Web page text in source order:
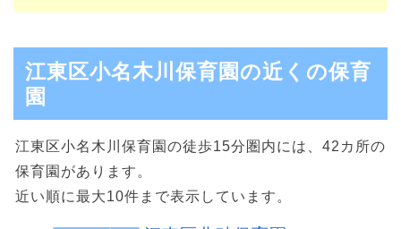
江東区小名木川保育園の近くの保育
園
江東区小名木川保育園の徒歩15分圏内には、42カ所の
保育園があります。
近い順に最大10件まで表示しています。